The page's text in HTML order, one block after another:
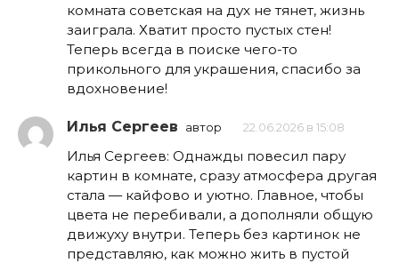
комната советская на дух не тянет, жизнь
заиграла. Хватит просто пустых стен!
Теперь всегда в поиске чего-то
прикольного для украшения, спасибо за
вдохновение!
Илья Сергеев автор 22.06.2026 в 15:08
Илья Сергеев: Однажды повесил пару
картин в комнате, сразу атмосфера другая
стала — кайфово и уютно. Главное, чтобы
цвета не перебивали, а дополняли общую
движуху внутри. Теперь без картинок не
представляю, как можно жить в пустой